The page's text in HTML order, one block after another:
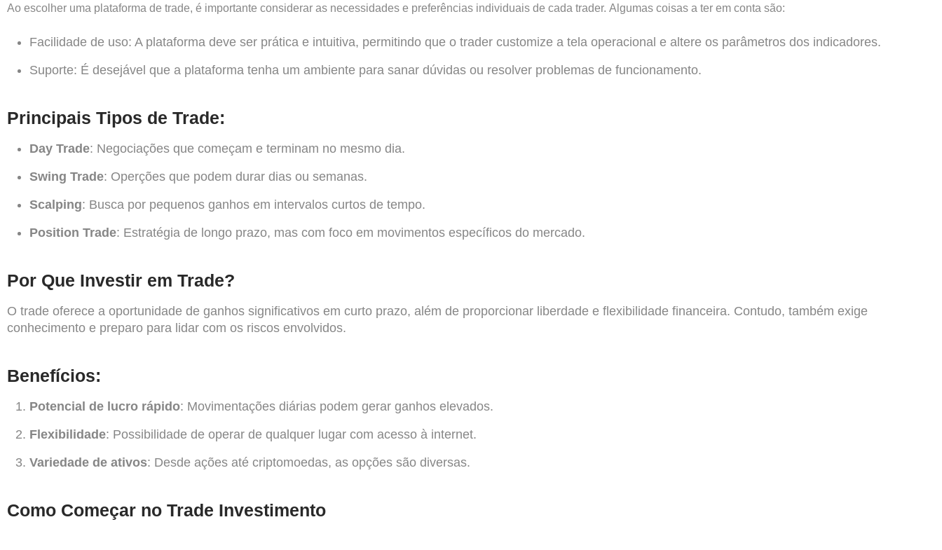
Ao escolher uma plataforma de trade, é importante considerar as necessidades e preferências individuais de cada trader. Algumas coisas a ter em conta são:
Facilidade de uso: A plataforma deve ser prática e intuitiva, permitindo que o trader customize a tela operacional e altere os parâmetros dos indicadores.
Suporte: É desejável que a plataforma tenha um ambiente para sanar dúvidas ou resolver problemas de funcionamento.
Principais Tipos de Trade:
Day Trade: Negociações que começam e terminam no mesmo dia.
Swing Trade: Operções que podem durar dias ou semanas.
Scalping: Busca por pequenos ganhos em intervalos curtos de tempo.
Position Trade: Estratégia de longo prazo, mas com foco em movimentos específicos do mercado.
Por Que Investir em Trade?
O trade oferece a oportunidade de ganhos significativos em curto prazo, além de proporcionar liberdade e flexibilidade financeira. Contudo, também exige
conhecimento e preparo para lidar com os riscos envolvidos.
Benefícios:
Potencial de lucro rápido: Movimentações diárias podem gerar ganhos elevados.
Flexibilidade: Possibilidade de operar de qualquer lugar com acesso à internet.
Variedade de ativos: Desde ações até criptomoedas, as opções são diversas.
Como Começar no Trade Investimento